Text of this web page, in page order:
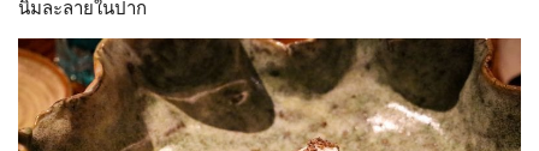
นิ่มละลายในปาก